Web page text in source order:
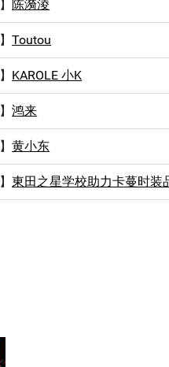
】 陈漪淩
】Toutou
】 KAROLE 小K
】鸿来
】黄小东
】東田之星学校助力卡蔓时装